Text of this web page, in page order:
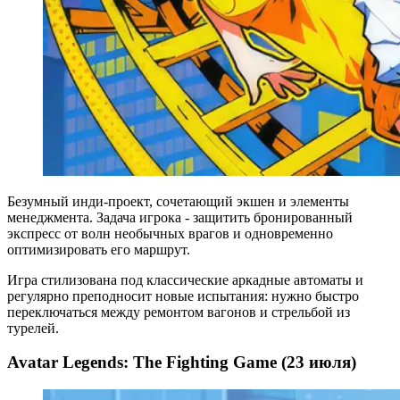
Безумный инди-проект, сочетающий экшен и элементы
менеджмента. Задача игрока - защитить бронированный
экспресс от волн необычных врагов и одновременно
оптимизировать его маршрут.
Игра стилизована под классические аркадные автоматы и
регулярно преподносит новые испытания: нужно быстро
переключаться между ремонтом вагонов и стрельбой из
турелей.
Avatar Legends: The Fighting Game (23 июля)